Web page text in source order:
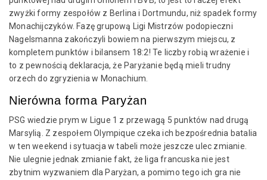
zwyżki formy zespołów z Berlina i Dortmundu, niż spadek formy
Monachijczyków. Fazę grupową Ligi Mistrzów podopieczni
Nagelsmanna zakończyli bowiem na pierwszym miejscu, z
kompletem punktów i bilansem 18:2! Te liczby robią wrażenie i
to z pewnością deklaracja, że Paryżanie będą mieli trudny
orzech do zgryzienia w Monachium.
Nierówna forma Paryżan
PSG wiedzie prym w Ligue 1 z przewagą 5 punktów nad drugą
Marsylią. Z zespołem Olympique czeka ich bezpośrednia batalia
w ten weekend i sytuacja w tabeli może jeszcze ulec zmianie.
Nie ulegnie jednak zmianie fakt, że liga francuska nie jest
zbytnim wyzwaniem dla Paryżan, a pomimo tego ich gra nie